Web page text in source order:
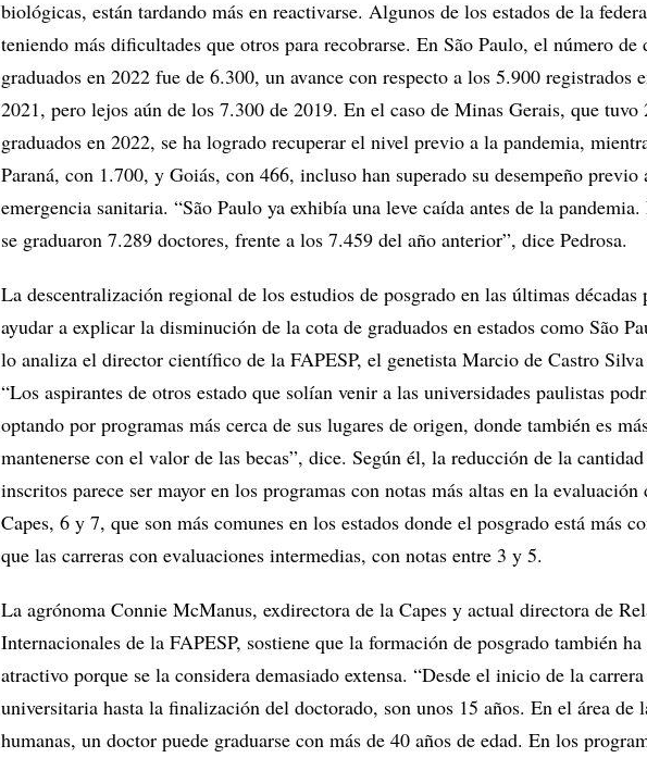
biológicas, están tardando más en reactivarse. Algunos de los estados de la
teniendo más dificultades que otros para recobrarse. En São Paulo, el número de
graduados en 2022 fue de 6.300, un avance con respecto a los 5.900 registrados
2021, pero lejos aún de los 7.300 de 2019. En el caso de Minas Gerais, que tuvo
graduados en 2022, se ha logrado recuperar el nivel previo a la pandemia,
Paraná, con 1.700, y Goiás, con 466, incluso han superado su desempeño previo
emergencia sanitaria. “São Paulo ya exhibía una leve caída antes de la
se graduaron 7.289 doctores, frente a los 7.459 del año anterior”, dice Pedrosa.
La descentralización regional de los estudios de posgrado en las últimas décadas
ayudar a explicar la disminución de la cota de graduados en estados como São
lo analiza el director científico de la FAPESP, el genetista Marcio de Castro
“Los aspirantes de otros estado que solían venir a las universidades paulistas
optando por programas más cerca de sus lugares de origen, donde también es
mantenerse con el valor de las becas”, dice. Según él, la reducción de la
inscritos parece ser mayor en los programas con notas más altas en la evaluación
Capes, 6 y 7, que son más comunes en los estados donde el posgrado está más
que las carreras con evaluaciones intermedias, con notas entre 3 y 5.
La agrónoma Connie McManus, exdirectora de la Capes y actual directora de
Internacionales de la FAPESP, sostiene que la formación de posgrado también
atractivo porque se la considera demasiado extensa. “Desde el inicio de la carrera
universitaria hasta la finalización del doctorado, son unos 15 años. En el área de
humanas, un doctor puede graduarse con más de 40 años de edad. En los